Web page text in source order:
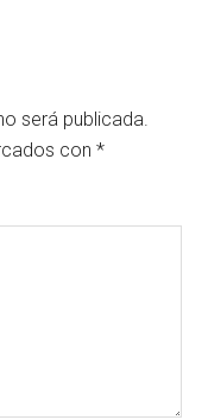
será publicada.
con*